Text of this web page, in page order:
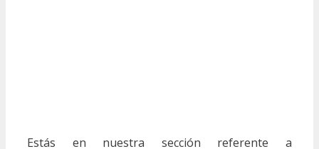
Estás en nuestra sección referente a